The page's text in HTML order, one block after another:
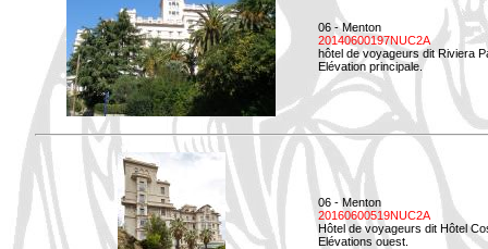
06 - Menton
20140600197NUC2A
hôtel de voyageurs dit Riviera
Elévation principale.
06 - Menton
20160600519NUC2A
Hôtel de voyageurs dit Hôtel
Elévations ouest.